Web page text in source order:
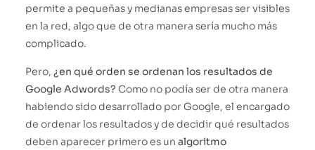
permite a pequeñas y medianas empresas ser visibles
en la red, algo que de otra manera sería mucho más
complicado.
Pero, ¿en qué orden se ordenan los resultados de
Google Adwords? Como no podía ser de otra manera
habiendo sido desarrollado por Google, el encargado
de ordenar los resultados y de decidir qué resultados
deben aparecer primero es un algoritmo